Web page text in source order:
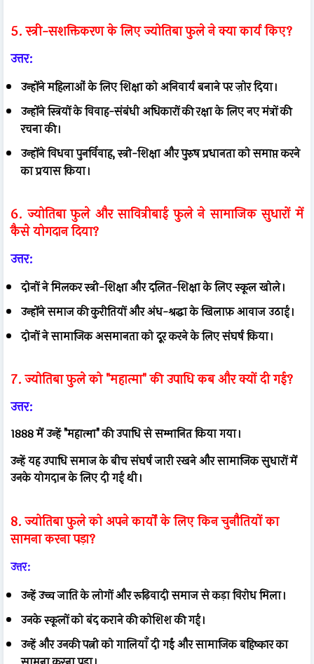
5. स्त्री-सशक्तिकरण के लिए ज्योतिबा फुले ने क्या कार्य किए?
उत्तर:
उन्होंने महिलाओं के लिए शिक्षा को अनिवार्य बनाने पर ज़ोर दिया।
उन्होंने स्त्रियों के विवाह-संबंधी अधिकारों की रक्षा के लिए नए मंत्रों की
रचना की।
उन्होंने विधवा पुनर्विवाह, स्त्री-शिक्षा और पुरुष प्रधानता को समाप्त करने
का प्रयास किया।
6. ज्योतिबा फुले और सावित्रीबाई फुले ने सामाजिक सुधारों में
कैसे योगदान दिया?
उत्तर:
दोनों ने मिलकर स्त्री-शिक्षा और दलित-शिक्षा के लिए स्कूल खोले।
उन्होंने समाज की कुरीतियों और अंध-श्रद्धा के खिलाफ़ आवाज उठाई।
दोनों ने सामाजिक असमानता को दूर करने के लिए संघर्ष किया।
7. ज्योतिबा फुले को "महात्मा" की उपाधि कब और क्यों दी गई?
उत्तर:
1888 में उन्हें "महात्मा" की उपाधि से सम्मानित किया गया।
उन्हें यह उपाधि समाज के बीच संघर्ष जारी रखने और सामाजिक सुधारों में
उनके योगदान के लिए दी गई थी।
8. ज्योतिबा फुले को अपने कार्यों के लिए किन चुनौतियों का
सामना करना पड़ा?
उत्तर:
उन्हें उच्च जाति के लोगों और रूढ़िवादी समाज से कड़ा विरोध मिला।
उनके स्कूलों को बंद कराने की कोशिश की गई।
उन्हें और उनकी पत्नी को गालियाँ दी गईं और सामाजिक बहिष्कार का